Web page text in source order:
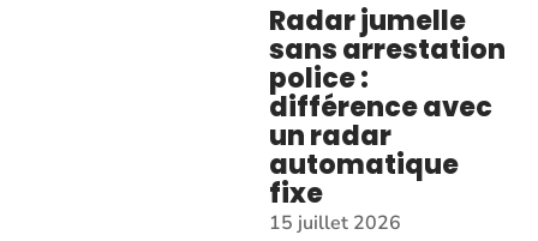
Radar jumelle
sans arrestation
police :
différence avec
un radar
automatique
fixe
15 juillet 2026